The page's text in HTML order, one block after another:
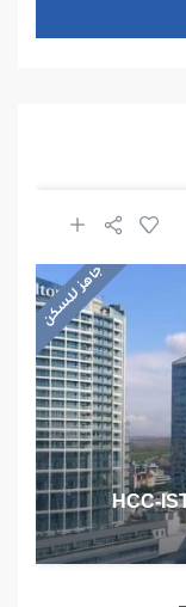
جاهز للسكن
HCC-